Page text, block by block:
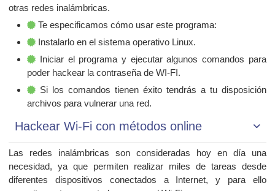
otras redes inalámbricas.
Te especificamos cómo usar este programa:
Instalarlo en el sistema operativo Linux.
Iniciar el programa y ejecutar algunos comandos para
poder hackear la contraseña de WI-FI.
Si los comandos tienen éxito tendrás a tu disposición
archivos para vulnerar una red.
Hackear Wi-Fi con métodos online
Las redes inalámbricas son consideradas hoy en día una
necesidad, ya que permiten realizar miles de tareas desde
diferentes dispositivos conectados a Internet, y para ello